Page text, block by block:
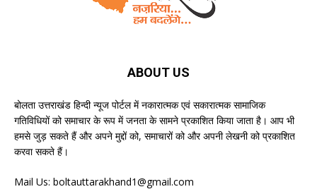
ABOUT US
बोलता उत्तराखंड हिन्दी न्यूज पोर्टल में नकारात्मक एवं सकारात्मक सामाजिक
गतिविधियों को समाचार के रूप में जनता के सामने प्रकाशित किया जाता है। आप भी
हमसे जुड़ सकते हैं और अपने मुद्दों को, समाचारों को और अपनी लेखनी को प्रकाशित
करवा सकते हैं।
Mail Us: boltauttarakhand1@gmail.com